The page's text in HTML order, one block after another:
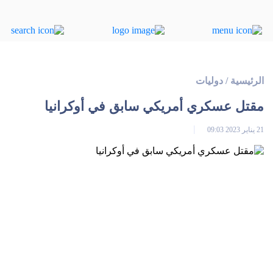
الرئيسية / دوليات
مقتل عسكري أمريكي سابق في أوكرانيا
21 يناير 2023 09:03